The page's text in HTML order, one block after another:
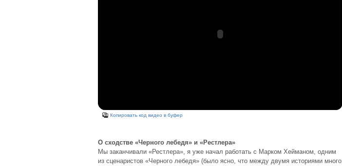
Копировать код видео в буфер
О сходстве «Черного лебедя» и «Рестлера»
Мы заканчивали «Рестлера», я уже начал работать с Марком Хейманом, одним
из сценаристов «Черного лебедя» (было ясно, что между двумя историями много